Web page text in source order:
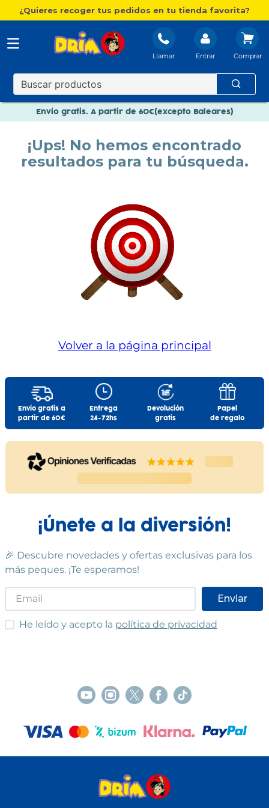
¿Quieres recoger tus pedidos en tu tienda favorita?
Llamar Entrar
Envío gratis. A partir de 60€(excepto Baleares)
Nuevo catálogo Aire Libre
Paga en 3 plazos sin intereses
¡Ups! No hemos encontrado
resultados para tu búsqueda.
Volver a la página principal
Envío gratis a
partir de 60€
Entrega
24-72hs
Devolución
gratis
Papel
de regalo
¡Únete a la diversión!
🎉 Descubre novedades y ofertas exclusivas para los
más peques. ¡Te esperamos!
Enviar
He leído y acepto las condiciones
He leído y acepto la política de privacidad